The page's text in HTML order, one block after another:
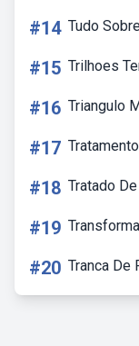
#14 Tudo
#15 Trilhoes
#16 Triangulo
#17
#18 Tratado
#19
#20 Tranca De